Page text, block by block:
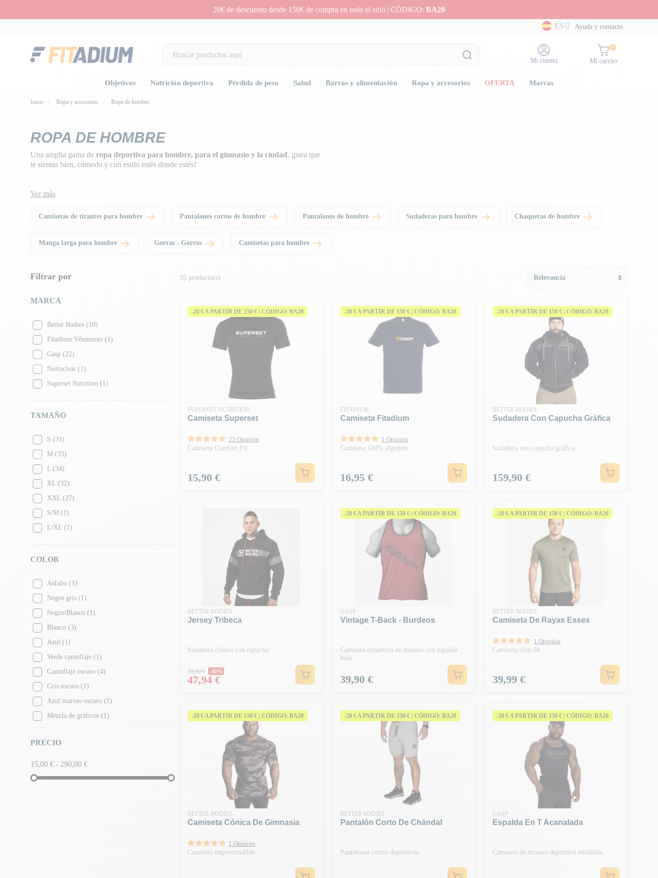
20€ de descuento desde 150€ de compra en todo el sitio | CÓDIGO: BA20
ES
Ayuda y contacto
Mi cuenta
0
Mi carrito
Objetivos Nutrición deportiva Pérdida de peso Salud Barras y alimentación Ropa y accesorios OFERTA Marcas
Inicio Ropa y accesorios Ropa de hombre
ROPA DE HOMBRE
Una amplia gama de ropa deportiva para hombre, para el gimnasio y la ciudad, ¡para que
te sientas bien, cómodo y con estilo estés donde estés!
Ver más
Camisetas de tirantes para hombre Pantalones cortos de hombre Pantalones de hombre Sudaderas para hombre Chaquetas de hombre
Manga larga para hombre Gorras - Gorros Camisetas para hombre
Filtrar por
MARCA
Better Bodies (10)
Fitadium Vêtements (1)
Gasp (22)
Nutraclear (1)
Superset Nutrition (1)
TAMAÑO
S (31)
M (33)
L (34)
XL (32)
XXL (27)
S/M (1)
L/XL (1)
COLOR
Asfalto (1)
Negro gris (1)
Negro/Blanco (1)
Blanco (3)
Azul (1)
Verde camuflaje (1)
Camuflaje oscuro (4)
Gris oscuro (1)
Azul marino oscuro (1)
Mezcla de gráficos (1)
Camuflaje verde
Gris melange(8)
Gris Blanco(1)
PRECIO
15,00 € - 290,00 €
35 producto(s)
-20 € A PARTIR DE 150 € | CÓDIGO: BA20
SUPERSET NUTRITION
Camiseta Superset
23 Opinión
Camiseta Comfort Fit
Precio
15,90 €
-20 € A PARTIR DE 150 € | CÓDIGO: BA20
FITADIUM
Camiseta Fitadium
1 Opinión
Camiseta 100% algodón
Precio
16,95 €
-20 € A PARTIR DE 150 € | CÓDIGO: BA20
BETTER BODIES
Sudadera Con Capucha Gráfica
Sudadera con capucha gráfica
Precio
159,90 €
BETTER BODIES
Jersey Tribeca
Sudadera clásica con capucha
Precio habitual
79,90 € -40%
Precio
47,94 €
-20 € A PARTIR DE 150 € | CÓDIGO: BA20
GASP
Vintage T-Back - Burdeos
Camiseta deportiva de tirantes con espalda
baja
Precio
39,90 €
-20 € A PARTIR DE 150 € | CÓDIGO: BA20
BETTER BODIES
Camiseta De Rayas Essex
1 Opinión
Camiseta slim-fit
Precio
39,99 €
-20 € A PARTIR DE 150 € | CÓDIGO: BA20
BETTER BODIES
Camiseta Cónica De Gimnasia
1 Opinión
Camiseta imprescindible
-20 € A PARTIR DE 150 € | CÓDIGO: BA20
BETTER BODIES
Pantalón Corto De Chándal
Pantalones cortos deportivos
-20 € A PARTIR DE 150 € | CÓDIGO: BA20
GASP
Espalda En T Acanalada
Camiseta de tirantes deportiva entallada